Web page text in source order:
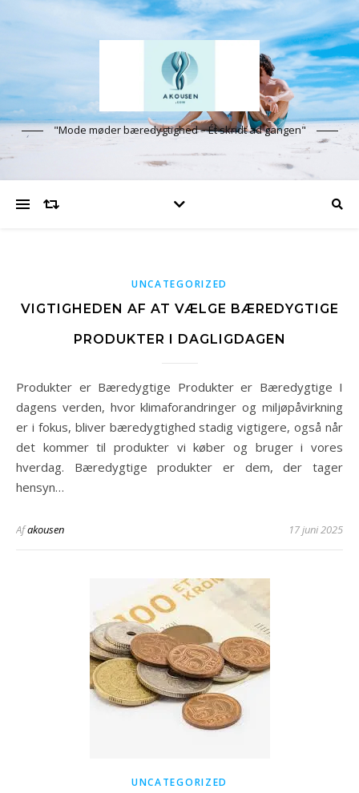
"Mode møder bæredygtighed – Ét skridt ad gangen"
UNCATEGORIZED
VIGTIGHEDEN AF AT VÆLGE BÆREDYGTIGE
PRODUKTER I DAGLIGDAGEN
Produkter er Bæredygtige Produkter er Bæredygtige I
dagens verden, hvor klimaforandringer og miljøpåvirkning
er i fokus, bliver bæredygtighed stadig vigtigere, også når
det kommer til produkter vi køber og bruger i vores
hverdag. Bæredygtige produkter er dem, der tager
hensyn…
Afakousen 17 juni 2025
UNCATEGORIZED